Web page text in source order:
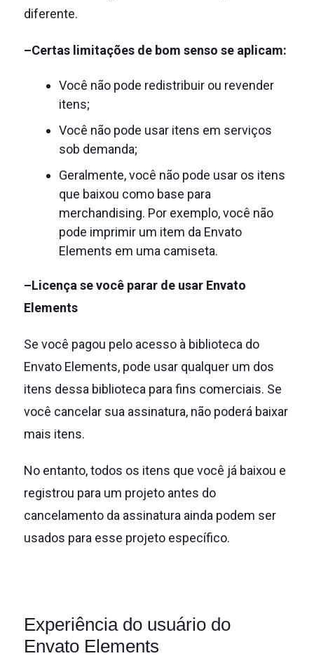
diferente.
–Certas limitações de bom senso se aplicam:
Você não pode redistribuir ou revender
itens;
Você não pode usar itens em serviços
sob demanda;
Geralmente, você não pode usar os itens
que baixou como base para
merchandising. Por exemplo, você não
pode imprimir um item da Envato
Elements em uma camiseta.
–Licença se você parar de usar Envato
Elements
Se você pagou pelo acesso à biblioteca do
Envato Elements, pode usar qualquer um dos
itens dessa biblioteca para fins comerciais. Se
você cancelar sua assinatura, não poderá baixar
mais itens.
No entanto, todos os itens que você já baixou e
registrou para um projeto antes do
cancelamento da assinatura ainda podem ser
usados para esse projeto específico.
Experiência do usuário do
Envato Elements